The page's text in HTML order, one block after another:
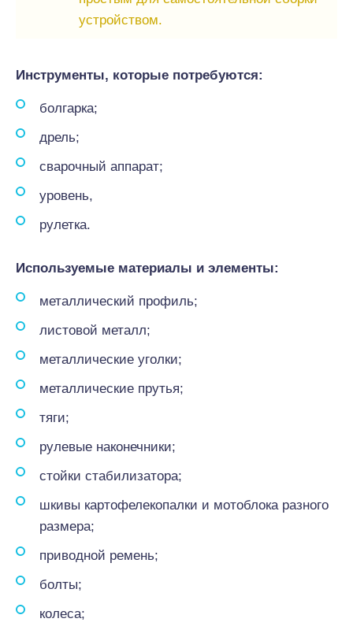
устройством.
Инструменты, которые потребуются:
болгарка;
дрель;
сварочный аппарат;
уровень,
рулетка.
Используемые материалы и элементы:
металлический профиль;
листовой металл;
металлические уголки;
металлические прутья;
тяги;
рулевые наконечники;
стойки стабилизатора;
шкивы картофелекопалки и мотоблока разного
размера;
приводной ремень;
болты;
колеса;